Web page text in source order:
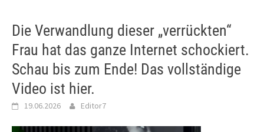
Die Verwandlung dieser „verrückten“
Frau hat das ganze Internet schockiert.
Schau bis zum Ende! Das vollständige
Video ist hier.
19.06.2026 Editor7